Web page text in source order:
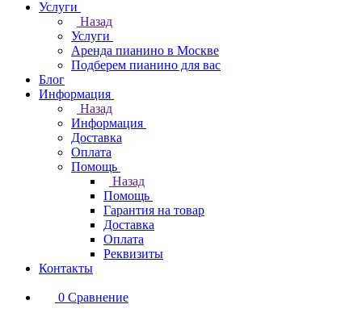
Услуги
Назад
Услуги
Аренда пианино в Москве
Подберем пианино для вас
Блог
Информация
Назад
Информация
Доставка
Оплата
Помощь
Назад
Помощь
Гарантия на товар
Доставка
Оплата
Реквизиты
Контакты
0 Сравнение